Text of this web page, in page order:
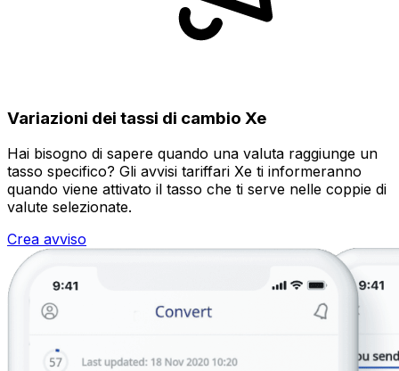
Variazioni dei tassi di cambio Xe
Hai bisogno di sapere quando una valuta raggiunge un
tasso specifico? Gli avvisi tariffari Xe ti informeranno
quando viene attivato il tasso che ti serve nelle coppie di
valute selezionate.
Crea avviso